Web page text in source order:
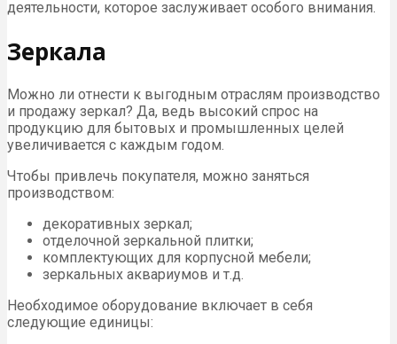
деятельности, которое заслуживает особого внимания.
Зеркала
Можно ли отнести к выгодным отраслям производство
и продажу зеркал? Да, ведь высокий спрос на
продукцию для бытовых и промышленных целей
увеличивается с каждым годом.
Чтобы привлечь покупателя, можно заняться
производством:
декоративных зеркал;
отделочной зеркальной плитки;
комплектующих для корпусной мебели;
зеркальных аквариумов и т.д.
Необходимое оборудование включает в себя
следующие единицы: